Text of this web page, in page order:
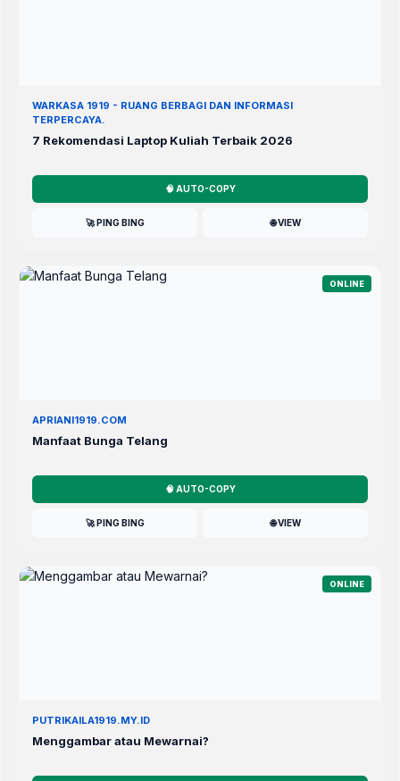
WARKASA 1919 - RUANG BERBAGI DAN INFORMASI
TERPERCAYA.
7 Rekomendasi Laptop Kuliah Terbaik 2026
🧠 AUTO-COPY
🚀 PING BING 🌐 VIEW
ONLINE
APRIANI1919.COM
Manfaat Bunga Telang
🧠 AUTO-COPY
🚀 PING BING 🌐 VIEW
ONLINE
PUTRIKAILA1919.MY.ID
Menggambar atau Mewarnai?